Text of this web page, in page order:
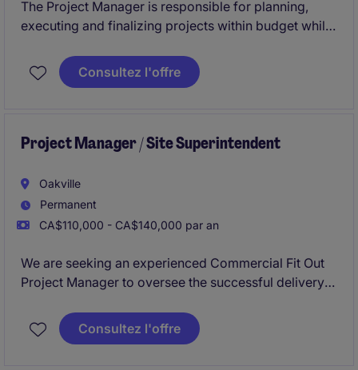
The Project Manager is responsible for planning,
executing and finalizing projects within budget while
resources and coordinating the efforts of team
members and third-party contractors or consultants
vacancy.
Consultez l'offre
Project Manager / Site Superintendent
Oakville
Permanent
CA$110,000 - CA$140,000 par an
We are seeking an experienced Commercial Fit Out
Project Manager to oversee the successful delivery
exceptional project management skills, a strong
understanding of construction processes, and the
Consultez l'offre